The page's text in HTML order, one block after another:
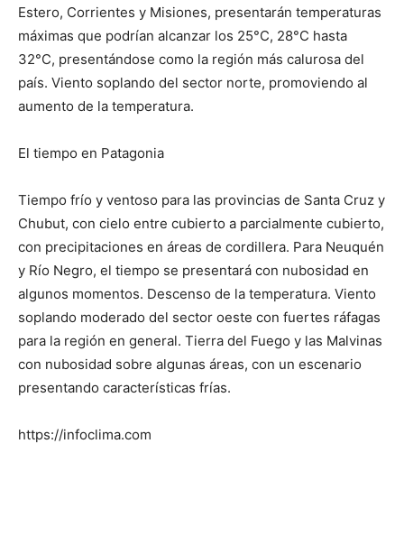
Estero, Corrientes y Misiones, presentarán temperaturas
máximas que podrían alcanzar los 25°C, 28°C hasta
32°C, presentándose como la región más calurosa del
país. Viento soplando del sector norte, promoviendo al
aumento de la temperatura.
El tiempo en Patagonia
Tiempo frío y ventoso para las provincias de Santa Cruz y
Chubut, con cielo entre cubierto a parcialmente cubierto,
con precipitaciones en áreas de cordillera. Para Neuquén
y Río Negro, el tiempo se presentará con nubosidad en
algunos momentos. Descenso de la temperatura. Viento
soplando moderado del sector oeste con fuertes ráfagas
para la región en general. Tierra del Fuego y las Malvinas
con nubosidad sobre algunas áreas, con un escenario
presentando características frías.
https://infoclima.com